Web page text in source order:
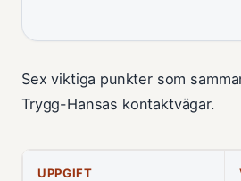
Sex viktiga punkter som
Trygg-Hansas kontaktvägar.
UPPGIFT